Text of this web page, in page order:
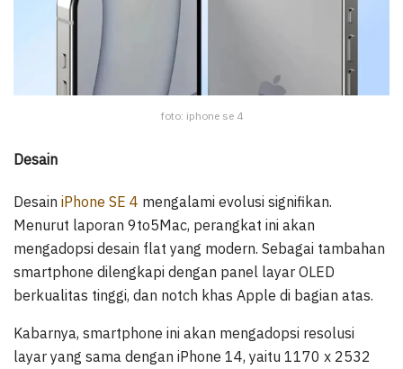
foto: iphone se 4
Desain
Desain iPhone SE 4 mengalami evolusi signifikan.
Menurut laporan 9to5Mac, perangkat ini akan
mengadopsi desain flat yang modern. Sebagai tambahan
smartphone dilengkapi dengan panel layar OLED
berkualitas tinggi, dan notch khas Apple di bagian atas.
Kabarnya, smartphone ini akan mengadopsi resolusi
layar yang sama dengan iPhone 14, yaitu 1170 x 2532